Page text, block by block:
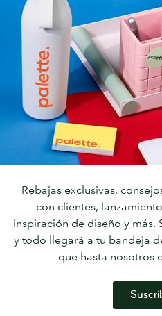
Rebajas exclusivas,
con clientes,
inspiración de diseño y más.
y todo llegará a tu bandeja
que hasta nosotros